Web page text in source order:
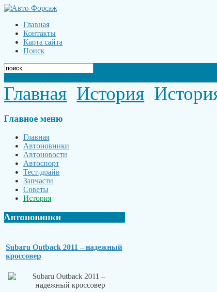
Главная
Контакты
Карта сайта
Поиск
Главная История
Главное меню
Главная
Автоновинки
Автоновости
Автоспорт
Тест-драйв
Запчасти
Советы
История
Автоновинки
Subaru Outback 2011 – надежный
кроссовер